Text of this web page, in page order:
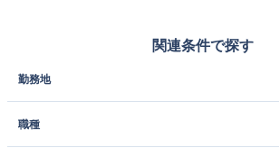
関連条件で探す
勤務地
職種